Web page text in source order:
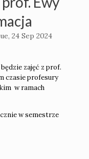
24 Sep 2024
zajęć z prof.
czasie profesury
w ramach
w semestrze